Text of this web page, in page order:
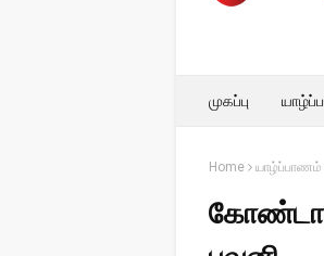
முகப்பு
Home யாழ்ப்பாணம்